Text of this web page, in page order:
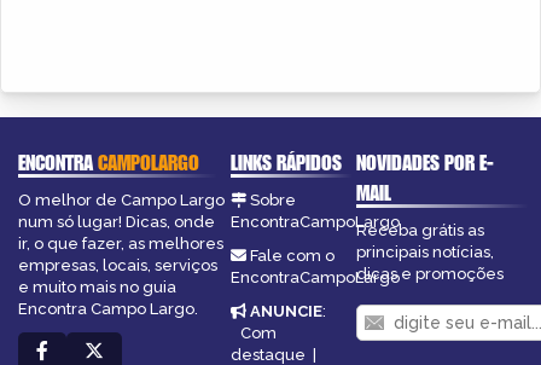
ENCONTRACAMPOLARGO
O melhor de Campo Largo
num só lugar! Dicas, onde
ir, o que fazer, as melhores
empresas, locais, serviços
e muito mais no guia
Encontra Campo Largo.
LINKS RÁPIDOS
Sobre
EncontraCampoLargo
Fale com o
EncontraCampoLargo
ANUNCIE:
Com
destaque |
NOVIDADES POR E-
MAIL
Receba grátis as
principais notícias,
dicas e promoções